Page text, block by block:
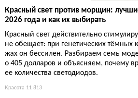
Красный свет против морщин:
2026 года и как их выбирать
Красный свет действительно
не обещает: при генетических тёмных
жах он бессилен. Разбираем семь
о 405 долларов и объясняем, почему
ее количества светодиодов.
Красота 11 813